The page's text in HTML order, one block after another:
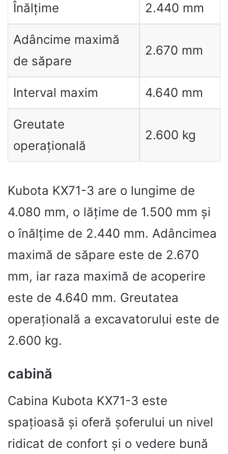
Înălțime 2.440 mm
Adâncime maximă
de săpare
2.670 mm
Interval maxim 4.640 mm
Greutate
operațională
2.600 kg
Kubota KX71-3 are o lungime de
4.080 mm, o lățime de 1.500 mm și
o înălțime de 2.440 mm. Adâncimea
maximă de săpare este de 2.670
mm, iar raza maximă de acoperire
este de 4.640 mm. Greutatea
operațională a excavatorului este de
2.600 kg.
cabină
Cabina Kubota KX71-3 este
spațioasă și oferă șoferului un nivel
ridicat de confort și o vedere bună